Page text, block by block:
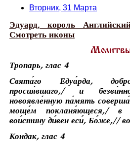
Вторник, 31 Марта
Эдуард, король
Смотреть иконы
Тропарь, глас 4
Свята́го Едуа́рда,
просия́вшаго,/ и
новоявле́нную па́мять
моще́м покланя́ющеся,/ в
вои́стину ди́вен еси́, Бо́же,//
Кондак, глас 4